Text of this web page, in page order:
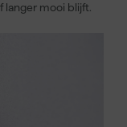
langer mooi blijft.